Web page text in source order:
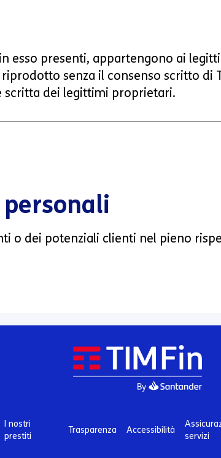
esso presenti, appartengono ai
senza il consenso scritto di
scritta dei legittimi proprietari.
o dei potenziali clienti nel pieno
I nostri
prestiti
Trasparenza Accessibilità
servizi